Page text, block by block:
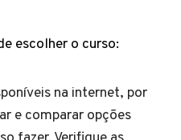
escolher o curso:
na internet, por
e comparar opções